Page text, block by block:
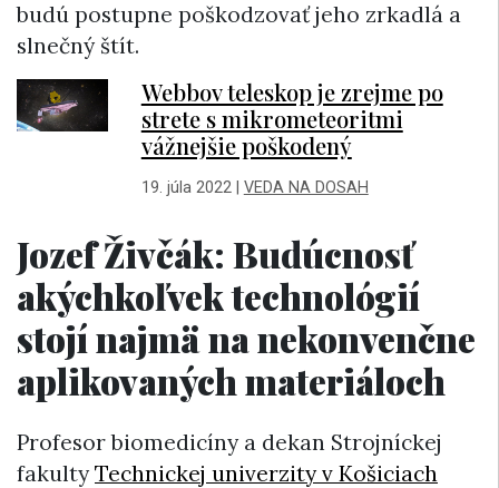
budú postupne poškodzovať jeho zrkadlá a
slnečný štít.
Webbov teleskop je zrejme po
strete s mikrometeoritmi
vážnejšie poškodený
19. júla 2022| VEDA NA DOSAH
Jozef Živčák: Budúcnosť
akýchkoľvek technológií
stojí najmä na nekonvenčne
aplikovaných materiáloch
Profesor biomedicíny a dekan Strojníckej
fakultyTechnickej univerzity v Košiciach